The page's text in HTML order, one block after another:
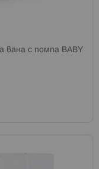
вана с помпа BABY